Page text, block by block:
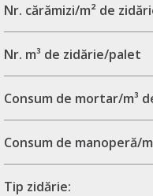
Nr. cărămizi/m² de
Nr. m³ de zidărie/palet
Consum de mortar/m³
Consum de manoperă/
Tip zidărie: